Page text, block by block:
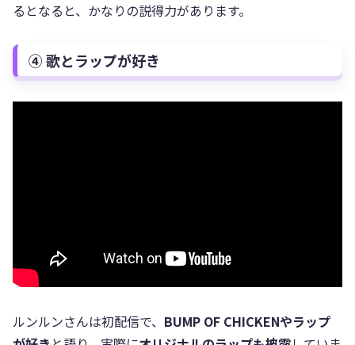
るとなると、かなりの説得力があります。
④ 歌とラップが好き
ルンルンさんは初配信で、 BUMP OF CHICKENやラップ